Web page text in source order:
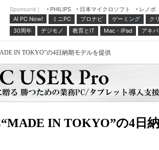
Sponsord｜ PHILIPS 日本マイクロソフト
レノボ
AI PC Now!
ミニPC プロナビ ゲーミング ク
30周年
デジモノ 教育とIT Mac・iPad アキバ
IN TOKYO”の4日納期モデルを提供
IN TOKYO”の4日